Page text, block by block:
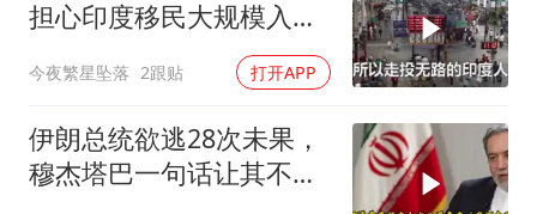
担心印度移民大规模入侵
今夜繁星坠落 2跟贴 打开APP
伊朗总统欲逃28次未果，
穆杰塔巴一句话让其不敢